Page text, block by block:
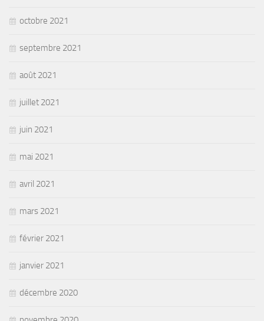
octobre 2021
septembre 2021
août 2021
juillet 2021
juin 2021
mai 2021
avril 2021
mars 2021
février 2021
janvier 2021
décembre 2020